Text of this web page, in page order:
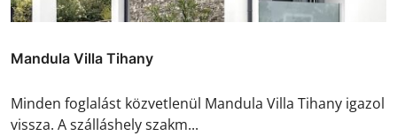
Mandula Villa Tihany
Minden foglalást közvetlenül Mandula Villa Tihany igazol
vissza. A szálláshely szakm...